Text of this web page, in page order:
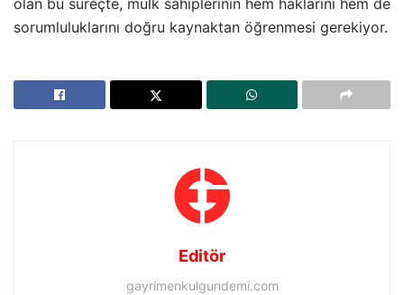
olan bu süreçte, mülk sahiplerinin hem haklarını hem de
sorumluluklarını doğru kaynaktan öğrenmesi gerekiyor.
Editör
gayrimenkulgundemi.com